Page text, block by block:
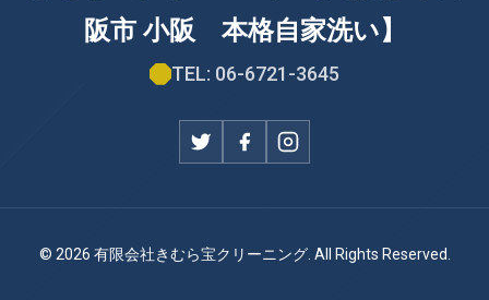
阪市 小阪 本格自家洗い】
TEL: 06-6721-3645
© 2026 有限会社きむら宝クリーニング. All Rights Reserved.